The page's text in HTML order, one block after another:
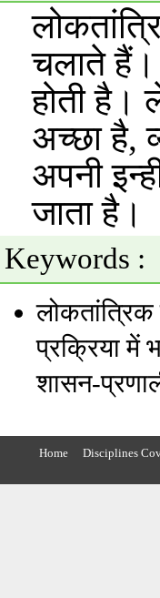
चलाते हैं।
होती है।
अच्छा है,
अपनी
जाता है।
Keywords :
प्रक्रिया में
शासन-
Home Disciplines